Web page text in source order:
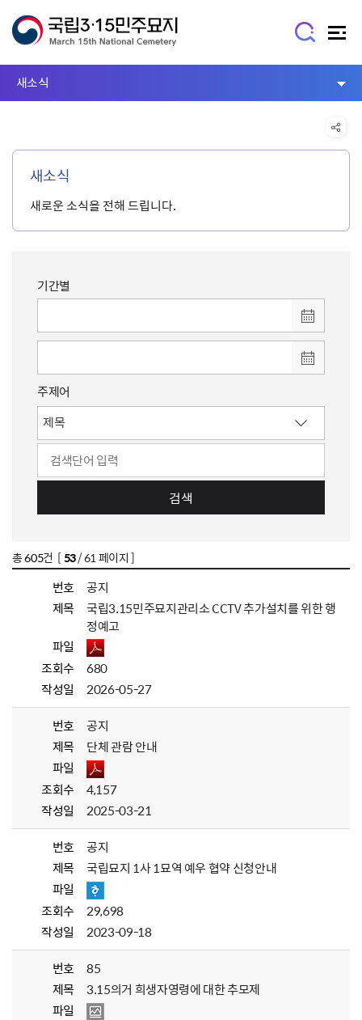
새소식
새소식
새로운 소식을 전해 드립니다.
기간별
주제어
검색
총605건 [53/ 61 페이지 ]
번호
공지
제목
국립3.15민주묘지관리소 CCTV 추가설치를 위한 행
정예고
파일
조회수
680
작성일
2026-05-27
번호
공지
제목
단체 관람 안내
파일
조회수
4,157
작성일
2025-03-21
번호
공지
제목
국립묘지 1사 1묘역 예우 협약 신청안내
파일
조회수
29,698
작성일
2023-09-18
번호
85
제목
3.15의거 희생자영령에 대한 추모제
파일